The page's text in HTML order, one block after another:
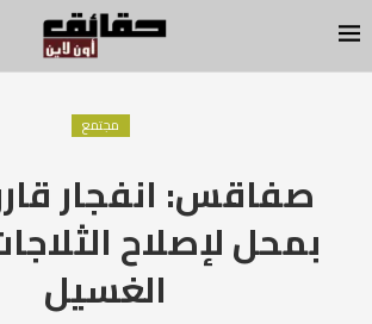
مجتمع
صفاقس: انفجار
بمحل لإصلاح
الغسيل